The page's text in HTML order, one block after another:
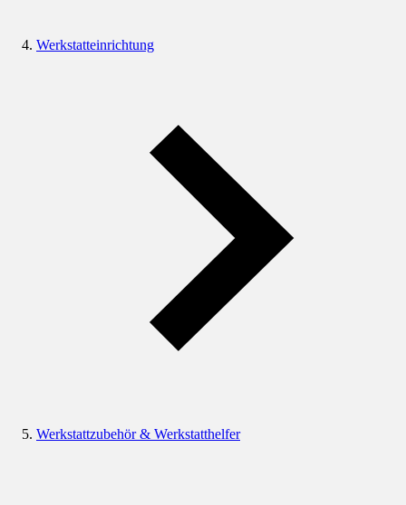
Werkstatteinrichtung
Werkstattzubehör & Werkstatthelfer